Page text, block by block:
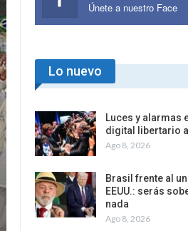
Únete a nuestro Face
Lo nuevo
Luces y alarmas
digital libertario
Ago 8, 2026
Brasil frente al
EEUU.: serás
nada
Ago 8, 2026